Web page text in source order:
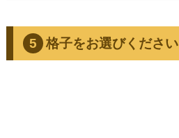
格子をお選びください